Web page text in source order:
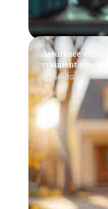
Assurance
vraiment assuré ?
11 mars 2026